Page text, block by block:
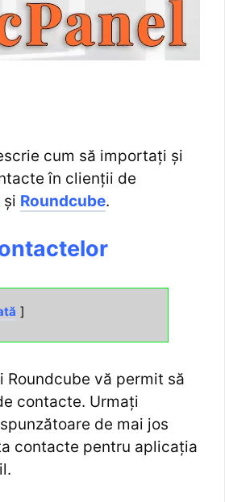
cum să importați și
în clienții de
și Roundcube.
Roundcube vă permit să
contacte. Urmați
de mai jos
contacte pentru aplicația